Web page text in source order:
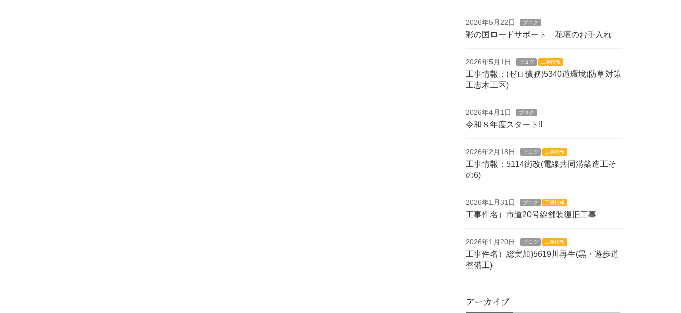
2026年5月22日 ブログ
彩の国ロードサポート 花壇のお手入れ
2026年5月1日 ブログ 工事情報
工事情報：(ゼロ債務)5340道環境(防草対策
工志木工区)
2026年4月1日 ブログ
令和８年度スタート‼
2026年2月18日 ブログ 工事情報
工事情報：5114街改(電線共同溝築造工そ
の6)
2026年1月31日 ブログ 工事情報
工事件名）市道20号線舗装復旧工事
2026年1月20日 ブログ 工事情報
工事件名）総実加)5619川再生(黒・遊歩道
整備工)
アーカイブ